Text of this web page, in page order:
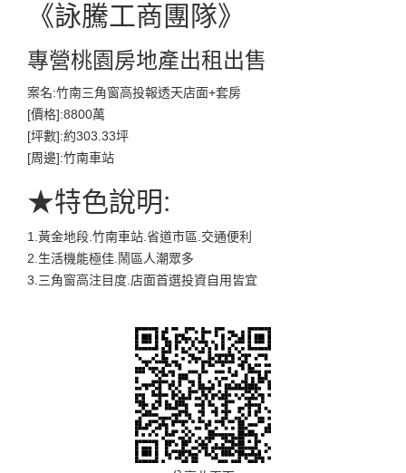
《詠騰工商團隊》
專營桃園房地產出租出售
案名:竹南三角窗高投報透天店面+套房
[價格]:8800萬
[坪數]:約303.33坪
[周邊]:竹南車站
★特色說明:
1.黃金地段.竹南車站.省道市區.交通便利
2.生活機能極佳.鬧區人潮眾多
3.三角窗高注目度.店面首選投資自用皆宜